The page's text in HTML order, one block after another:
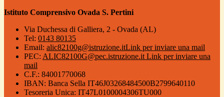
Istituto Comprensivo Ovada S. Pertini
Via Duchessa di Galliera, 2 - Ovada (AL)
Tel: 0143 80135
Email: alic82100g@istruzione.itLink per inviare una mail
PEC: ALIC82100G@pec.istruzione.it Link per inviare una
mail
C.F.: 84001770068
IBAN: Banca Sella IT46J03268484500B2799640110
Tesoreria Unica: IT47L0100004306TU000